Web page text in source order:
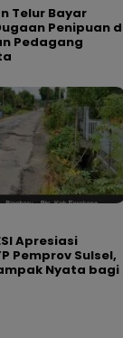
Telur Bayar
Penipuan
Pedagang
Apresiasi
Pemprov Sulsel,
Nyata bagi